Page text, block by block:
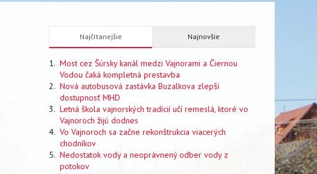
Najčítanejšie Najnovšie
Most cez Šúrsky kanál medzi Vajnorami a Čiernou
Vodou čaká kompletná prestavba
Nová autobusová zastávka Buzalkova zlepší
dostupnosť MHD
Letná škola vajnorských tradícií učí remeslá, ktoré vo
Vajnoroch žijú dodnes
Vo Vajnoroch sa začne rekonštrukcia viacerých
chodníkov
Nedostatok vody a neoprávnený odber vody z
potokov